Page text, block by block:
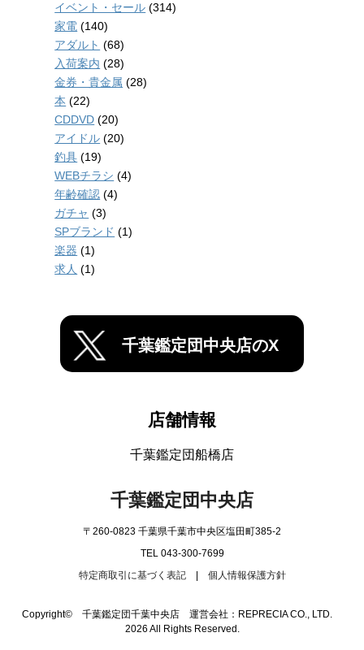
イベント・セール (314)
家電 (140)
アダルト (68)
入荷案内 (28)
金券・貴金属 (28)
本 (22)
CDDVD (20)
アイドル (20)
釣具 (19)
WEBチラシ (4)
年齢確認 (4)
ガチャ (3)
SPブランド (1)
楽器 (1)
求人 (1)
千葉鑑定団中央店のX
店舗情報
千葉鑑定団船橋店
千葉鑑定団中央店
〒260-0823 千葉県千葉市中央区塩田町385-2
TEL 043-300-7699
特定商取引に基づく表記| 個人情報保護方針
Copyright© 千葉鑑定団千葉中央店 運営会社：REPRECIA CO., LTD.
2026 All Rights Reserved.